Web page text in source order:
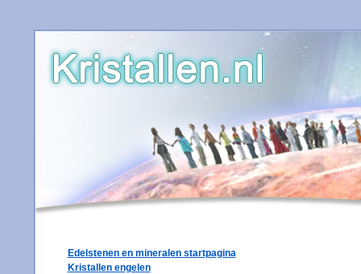
Edelstenen en mineralen startpagina
Kristallen engelen